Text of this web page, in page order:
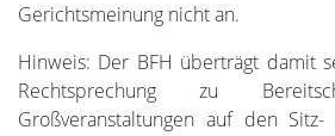
Gerichtsmeinung nicht an.
Hinweis: Der BFH überträgt damit
Rechtsprechung zu
Großveranstaltungen auf den